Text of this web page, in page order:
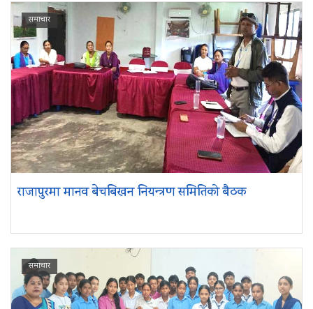
समाचार
राजापुरमा मानव बेचबिखन नियन्त्रण समितिको बैठक
समाचार